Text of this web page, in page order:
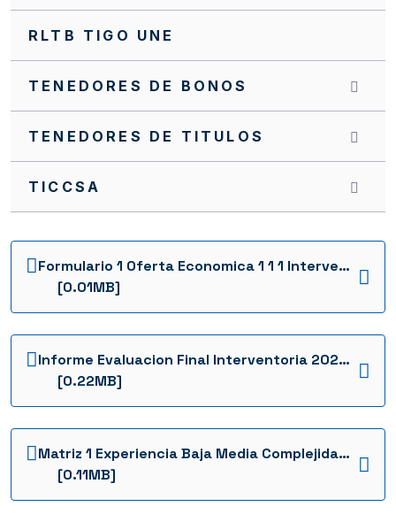
RLTB TIGO UNE
TENEDORES DE BONOS
TENEDORES DE TITULOS
TICCSA
Formulario 1 Oferta Economica 1 1 1 Interventoria 2022 1736954025228
[0.01MB]
Informe Evaluacion Final Interventoria 2022 1736954031840
[0.22MB]
Matriz 1 Experiencia Baja Media Complejidad Interventoria 2022 1736953995355
[0.11MB]